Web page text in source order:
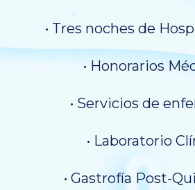
• Tres noches de
• Honorarios
• Servicios de
• Laboratorio
• Gastrofía Post-